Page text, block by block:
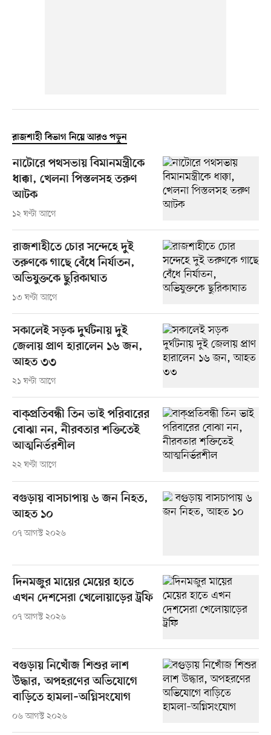
রাজশাহী বিভাগ নিয়ে আরও পড়ুন
নাটোরে পথসভায় বিমানমন্ত্রীকে
ধাক্কা, খেলনা পিস্তলসহ তরুণ
আটক
১২ ঘণ্টা আগে
রাজশাহীতে চোর সন্দেহে দুই
তরুণকে গাছে বেঁধে নির্যাতন,
অভিযুক্তকে ছুরিকাঘাত
১৩ ঘণ্টা আগে
সকালেই সড়ক দুর্ঘটনায় দুই
জেলায় প্রাণ হারালেন ১৬ জন,
আহত ৩৩
২১ ঘণ্টা আগে
বাক্প্রতিবন্ধী তিন ভাই পরিবারের
বোঝা নন, নীরবতার শক্তিতেই
আত্মনির্ভরশীল
২২ ঘণ্টা আগে
বগুড়ায় বাসচাপায় ৬ জন নিহত,
আহত ১০
০৭ আগস্ট ২০২৬
দিনমজুর মায়ের মেয়ের হাতে
এখন দেশসেরা খেলোয়াড়ের ট্রফি
০৭ আগস্ট ২০২৬
বগুড়ায় নিখোঁজ শিশুর লাশ
উদ্ধার, অপহরণের অভিযোগে
বাড়িতে হামলা–অগ্নিসংযোগ
০৬ আগস্ট ২০২৬